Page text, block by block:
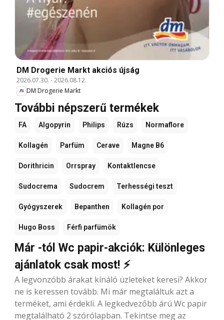
DM Drogerie Markt akciós újság
2026.07.30. -2026.08.12.
DM Drogerie Markt
További népszerű termékek
FA Algopyrin Philips Rúzs Normaflore
Kollagén Parfüm Cerave Magne B6
Dorithricin Orrspray Kontaktlencse
Sudocrema Sudocrem Terhességi teszt
Gyógyszerek Bepanthen Kollagén por
Hugo Boss Férfi parfümök
Már -tól Wc papir-akciók: Különleges
ajánlatok csak most! ⚡
A legvonzóbb árakat kínáló üzleteket keresi? Akkor
ne is keressen tovább. Mi már megtaláltuk azt a
terméket, ami érdekli. A legkedvezőbb árú Wc papir
megtalálható 2 szórólapban. Tekintse meg az